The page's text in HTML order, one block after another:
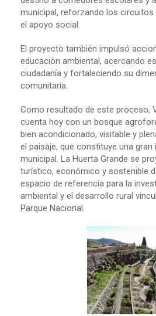
municipal, reforzando los
el apoyo social.
El proyecto también impulsó
educación ambiental, acercando
ciudadanía y fortaleciendo su
comunitaria.
Como resultado de este proceso,
cuenta hoy con un bosque
bien acondicionado, visitable y
el paisaje, que constituye una
municipal. La Huerta Grande se
turístico, económico y sostenible
espacio de referencia para la
ambiental y el desarrollo rural
Parque Nacional.